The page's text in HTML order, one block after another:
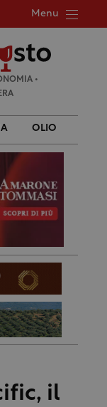
Menu
•
OLIO
il